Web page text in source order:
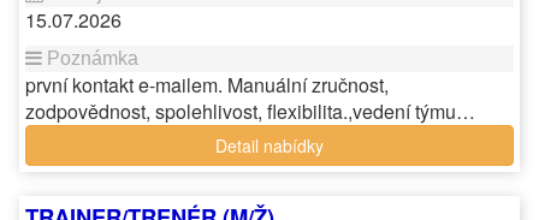
15.07.2026
první kontakt e-mailem. Manuální zručnost,
zodpovědnost, spolehlivost, flexibilita.,vedení týmu…
Detail nabídky